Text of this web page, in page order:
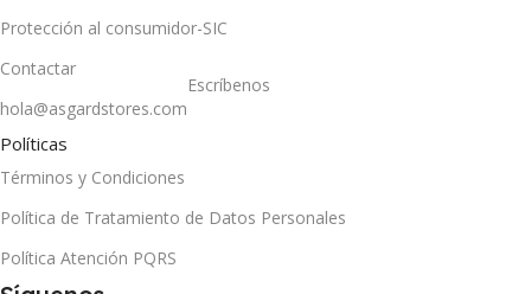
Protección al consumidor-SIC
Contactar
hola@asgardstores.com
Escríbenos
Políticas
Términos y Condiciones
Política de Tratamiento de Datos Personales
Política Atención PQRS